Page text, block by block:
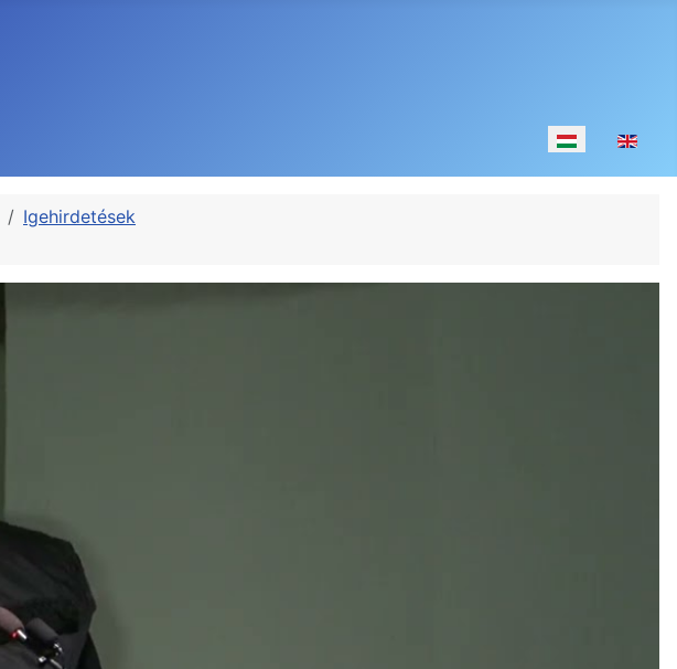
Válasszon
Igehirdetések